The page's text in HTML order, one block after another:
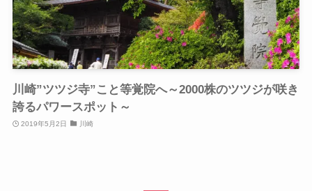
川崎”ツツジ寺”こと等覚院へ～2000株のツツジが咲き
誇るパワースポット～
2019年5月2日 川崎